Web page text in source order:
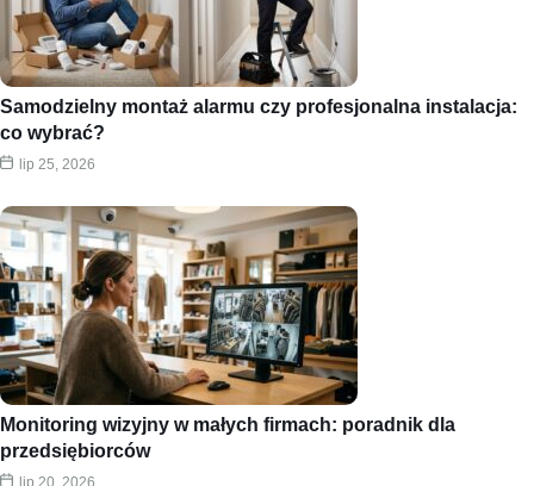
Samodzielny montaż alarmu czy profesjonalna instalacja:
co wybrać?
lip 25, 2026
Monitoring wizyjny w małych firmach: poradnik dla
przedsiębiorców